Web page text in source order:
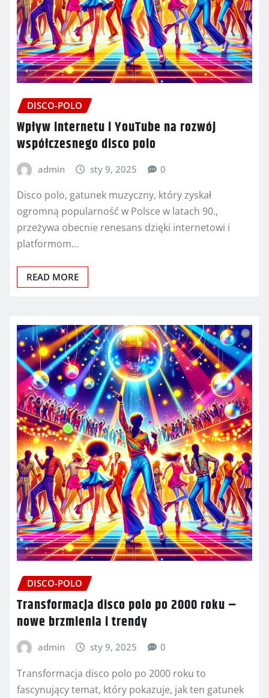
DISCO-POLO
Wpływ internetu i YouTube na rozwój
współczesnego disco polo
admin sty 9, 2025 0
Disco polo, gatunek muzyczny, który zyskał
ogromną popularność w Polsce w latach 90.,
przeżywa obecnie renesans dzięki internetowi i
platformom…
READ MORE
DISCO-POLO
Transformacja disco polo po 2000 roku –
nowe brzmienia i trendy
admin sty 9, 2025 0
Transformacja disco polo po 2000 roku to
fascynujący temat, który pokazuje, jak ten gatunek